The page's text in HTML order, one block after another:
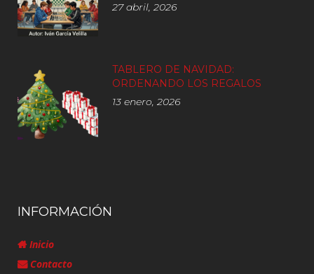
27 abril, 2026
TABLERO DE NAVIDAD:
ORDENANDO LOS REGALOS
13 enero, 2026
INFORMACIÓN
Inicio
Contacto